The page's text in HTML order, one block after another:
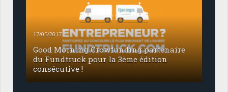
17/05/2017
Good Morning Crowfunding partenaire
du Fundtruck pour la 3ème édition
consécutive !